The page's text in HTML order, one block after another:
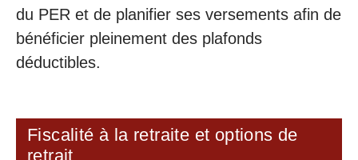
du PER et de planifier ses versements afin de
bénéficier pleinement des plafonds
déductibles.
Fiscalité à la retraite et options de
retrait